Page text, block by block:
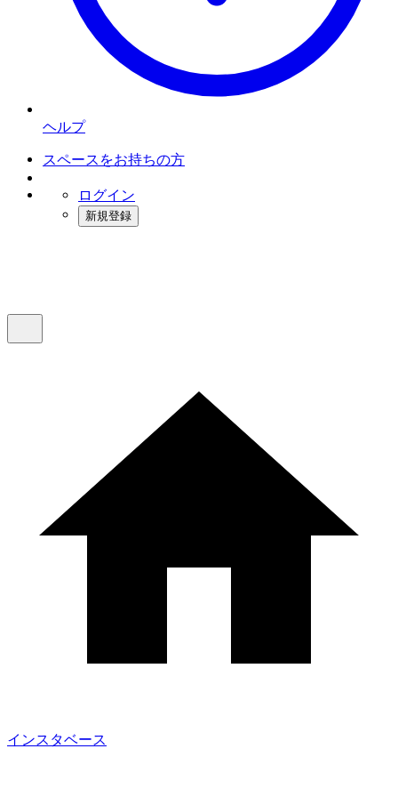
ヘルプ
スペースをお持ちの方
ログイン
新規登録
インスタベース